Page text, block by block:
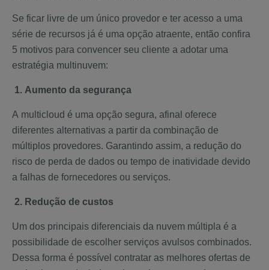
Se ficar livre de um único provedor e ter acesso a uma
série de recursos já é uma opção atraente, então confira
5 motivos para convencer seu cliente a adotar uma
estratégia multinuvem:
1. Aumento da segurança
A multicloud é uma opção segura, afinal oferece
diferentes alternativas a partir da combinação de
múltiplos provedores. Garantindo assim, a redução do
risco de perda de dados ou tempo de inatividade devido
a falhas de fornecedores ou serviços.
2. Redução de custos
Um dos principais diferenciais da nuvem múltipla é a
possibilidade de escolher serviços avulsos combinados.
Dessa forma é possível contratar as melhores ofertas de